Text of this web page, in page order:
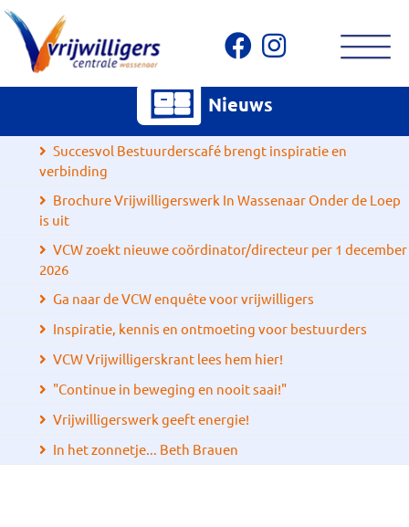
Nieuws
Succesvol Bestuurderscafé brengt inspiratie en
verbinding
Brochure Vrijwilligerswerk In Wassenaar Onder de Loep
is uit
VCW zoekt nieuwe coördinator/directeur per 1 december
2026
Ga naar de VCW enquête voor vrijwilligers
Inspiratie, kennis en ontmoeting voor bestuurders
VCW Vrijwilligerskrant lees hem hier!
"Continue in beweging en nooit saai!"
Vrijwilligerswerk geeft energie!
In het zonnetje... Beth Brauen